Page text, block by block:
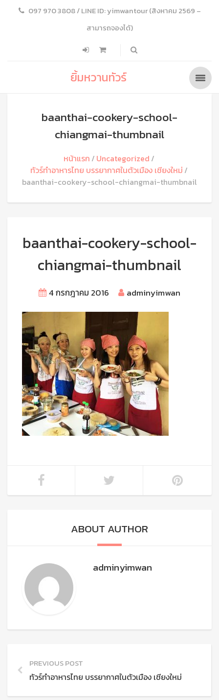
097 970 3808 / LINE ID: yimwantour (สิงหาคม 2569 –
สามารถจองได้)
ยิ้มหวานทัวร์
baanthai-cookery-school-
chiangmai-thumbnail
หน้าแรก
Uncategorized
ทัวร์ทำอาหารไทย บรรยากาศในตัวเมือง เชียงใหม่
baanthai-cookery-school-chiangmai-thumbnail
baanthai-cookery-school-
chiangmai-thumbnail
4 กรกฎาคม 2016 adminyimwan
ABOUT AUTHOR
adminyimwan
PREVIOUS POST
ทัวร์ทำอาหารไทย บรรยากาศในตัวเมือง เชียงใหม่